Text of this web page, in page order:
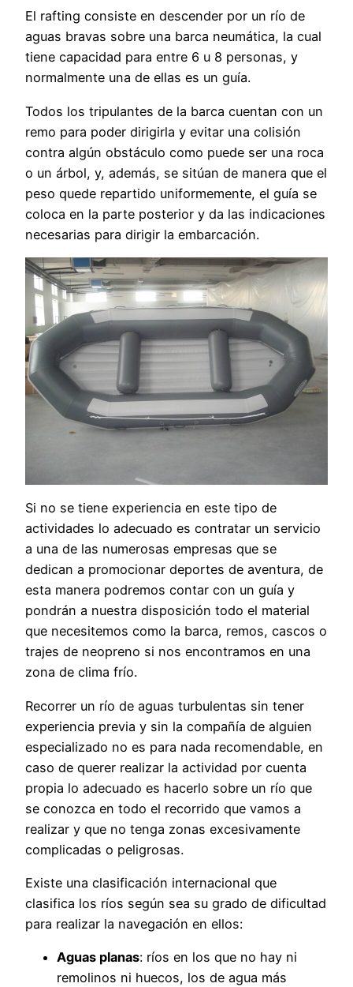
El rafting consiste en descender por un río de
aguas bravas sobre una barca neumática, la cual
tiene capacidad para entre 6 u 8 personas, y
normalmente una de ellas es un guía.
Todos los tripulantes de la barca cuentan con un
remo para poder dirigirla y evitar una colisión
contra algún obstáculo como puede ser una roca
o un árbol, y, además, se sitúan de manera que el
peso quede repartido uniformemente, el guía se
coloca en la parte posterior y da las indicaciones
necesarias para dirigir la embarcación.
Si no se tiene experiencia en este tipo de
actividades lo adecuado es contratar un servicio
a una de las numerosas empresas que se
dedican a promocionar deportes de aventura, de
esta manera podremos contar con un guía y
pondrán a nuestra disposición todo el material
que necesitemos como la barca, remos, cascos o
trajes de neopreno si nos encontramos en una
zona de clima frío.
Recorrer un río de aguas turbulentas sin tener
experiencia previa y sin la compañía de alguien
especializado no es para nada recomendable, en
caso de querer realizar la actividad por cuenta
propia lo adecuado es hacerlo sobre un río que
se conozca en todo el recorrido que vamos a
realizar y que no tenga zonas excesivamente
complicadas o peligrosas.
Existe una clasificación internacional que
clasifica los ríos según sea su grado de dificultad
para realizar la navegación en ellos:
Aguas planas: ríos en los que no hay ni
remolinos ni huecos, los de agua más